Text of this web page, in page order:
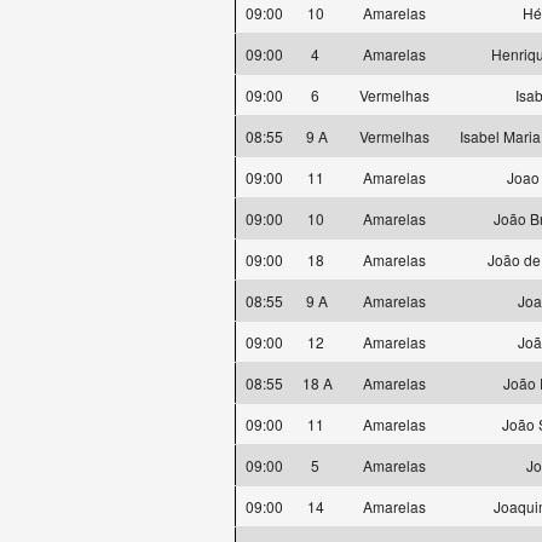
09:00 10 Amarelas
09:00
4 Amarelas
09:00
6 Vermelhas
08:55
9 A Vermelhas
Isabel
09:00
11 Amarelas
09:00
10 Amarelas
João
09:00
18 Amarelas
João
08:55
9 A Amarelas
09:00
12 Amarelas
08:55
18 A Amarelas
João
09:00
11 Amarelas
João
09:00
5 Amarelas
09:00
14 Amarelas